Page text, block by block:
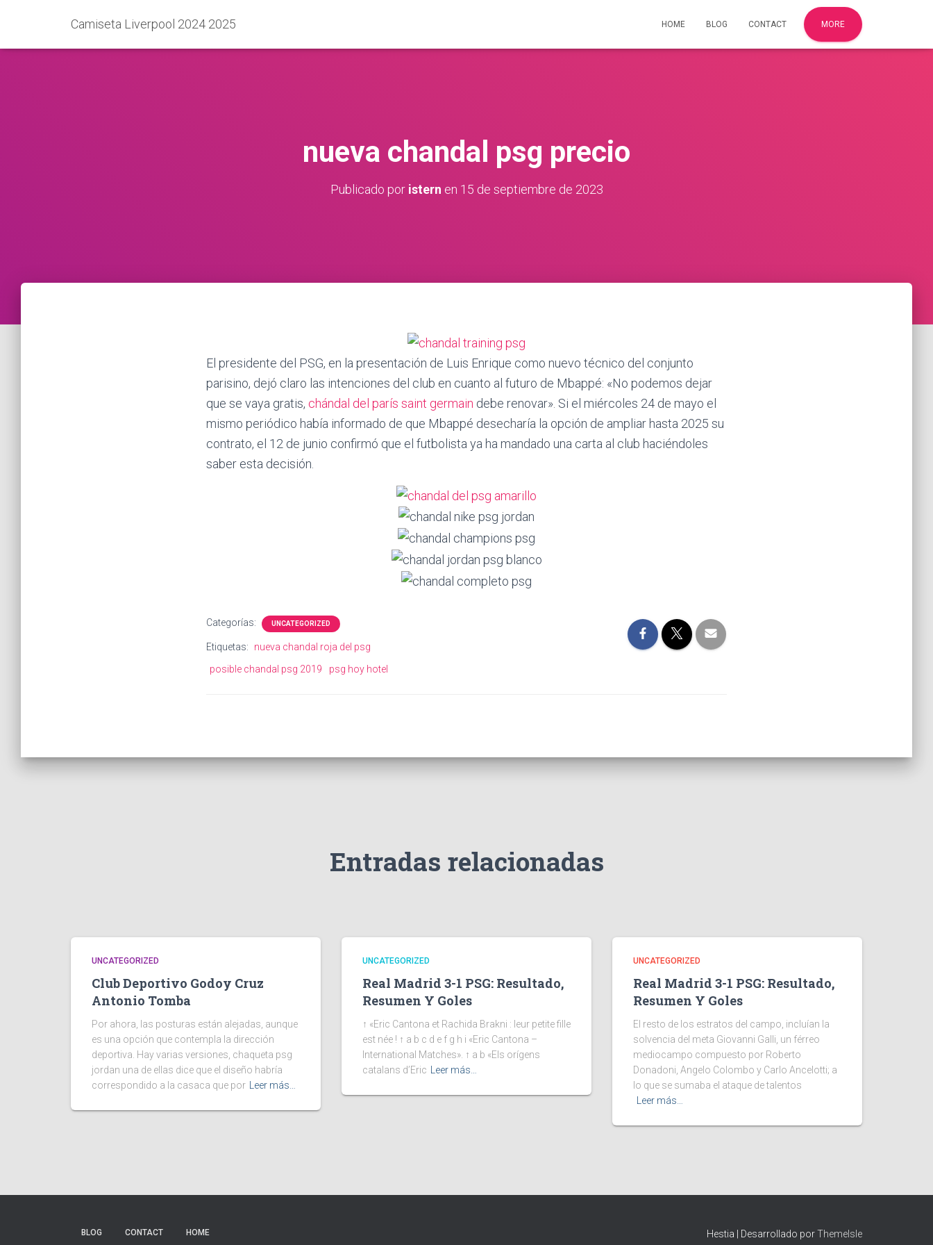
Camiseta Liverpool 2024 2025 HOME BLOG CONTACT MORE
nueva chandal psg precio
Publicado por istern en 15 de septiembre de 2023
El presidente del PSG, en la presentación de Luis Enrique como nuevo técnico del conjunto
parisino, dejó claro las intenciones del club en cuanto al futuro de Mbappé: «No podemos dejar
que se vaya gratis, chándal del parís saint germain debe renovar». Si el miércoles 24 de mayo el
mismo periódico había informado de que Mbappé desecharía la opción de ampliar hasta 2025 su
contrato, el 12 de junio confirmó que el futbolista ya ha mandado una carta al club haciéndoles
saber esta decisión.
Categorías: UNCATEGORIZED
Etiquetas:
nueva chandal roja del psg
posible chandal psg 2019
psg hoy hotel
Entradas relacionadas
UNCATEGORIZED
Club Deportivo Godoy Cruz
Antonio Tomba
Por ahora, las posturas están alejadas, aunque
es una opción que contempla la dirección
deportiva. Hay varias versiones, chaqueta psg
jordan una de ellas dice que el diseño habría
correspondido a la casaca que por
Leer más…
UNCATEGORIZED
Real Madrid 3-1 PSG: Resultado,
Resumen Y Goles
↑ «Eric Cantona et Rachida Brakni : leur petite fille
est née ! ↑ a b c d e f g h i «Eric Cantona –
International Matches». ↑ a b «Els orígens
catalans d’Eric
Leer más…
UNCATEGORIZED
Real Madrid 3-1 PSG: Resultado,
Resumen Y Goles
El resto de los estratos del campo, incluían la
solvencia del meta Giovanni Galli, un férreo
mediocampo compuesto por Roberto
Donadoni, Angelo Colombo y Carlo Ancelotti; a
lo que se sumaba el ataque de talentos
Leer más…
BLOG CONTACT HOME Hestia | Desarrollado porThemeIsle